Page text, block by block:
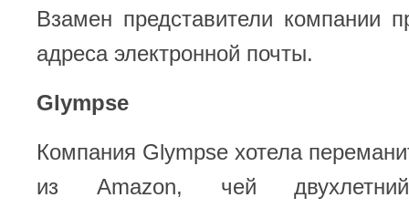
Взамен представители компании
адреса электронной почты.
Glympse
Компания Glympse хотела
из Amazon, чей